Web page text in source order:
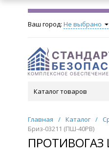
Ваш город: Не выбрано
Каталог товаров
Главная / Каталог /
Бриз-03211 (ПШ-40РВ)
ПРОТИВОГАЗ